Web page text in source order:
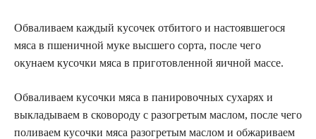
Обваливаем каждый кусочек отбитого и настоявшегося
мяса в пшеничной муке высшего сорта, после чего
окунаем кусочки мяса в приготовленной яичной массе.
Обваливаем кусочки мяса в панировочных сухарях и
выкладываем в сковороду с разогретым маслом, после чего
поливаем кусочки мяса разогретым маслом и обжариваем